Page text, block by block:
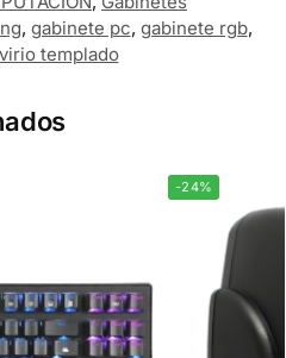
, gabinete pc, gabinete rgb,
templado
-24%